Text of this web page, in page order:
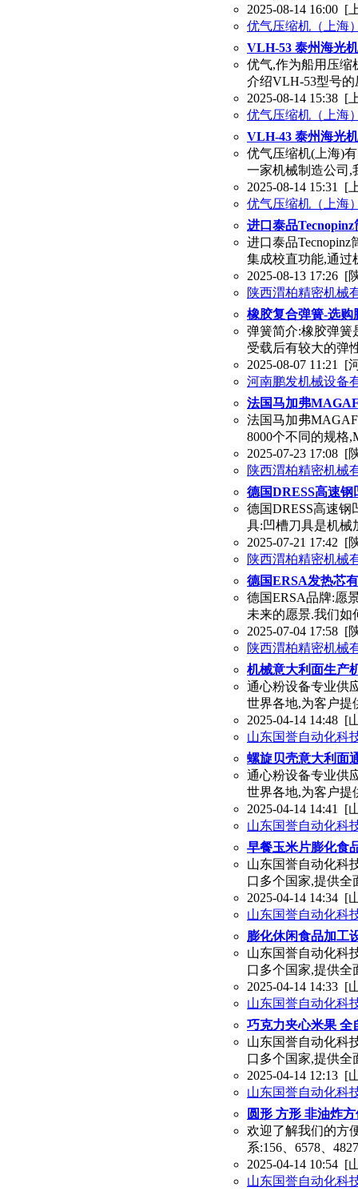
2025-08-14 16:00 [
优气压缩机（上海
VLH-53 泰州海光
优气,作为船用压缩
介绍VLH-53型号
2025-08-14 15:38 [
优气压缩机（上海
VLH-43 泰州海光
优气压缩机(上海)
一家机械制造公司,
2025-08-14 15:31 [
优气压缩机（上海
进口泰品
进口泰品
集成校直功能,通过
2025-08-13 17:26 [
陕西渭柏精密机械
橡胶复合弹簧-选购
弹簧简介:橡胶弹簧
受载后有较大的弹
2025-08-07 11:21 [
河南鹏发机械设备
法国马加弗
法国马加弗
8000个不同的规格
2025-07-23 17:08 [
陕西渭柏精密机械
德国DRESS高速
德国DRESS高速
具:凹槽刀具是机械
2025-07-21 17:42 [
陕西渭柏精密机械
德国ERSA发热芯
德国ERSA品牌:愿
未来的愿景.我们如
2025-07-04 17:58 [
陕西渭柏精密机械
机械意大利面生产
通心粉设备专业供
世界各地,为客户提
2025-04-14 14:48 [
山东国誉自动化科
螺旋贝壳意大利面
通心粉设备专业供
世界各地,为客户提
2025-04-14 14:41 [
山东国誉自动化科
早餐玉米片膨化食
山东国誉自动化科
口多个国家,提供全
2025-04-14 14:34 [
山东国誉自动化科
膨化休闲食品加工
山东国誉自动化科
口多个国家,提供全
2025-04-14 14:33 [
山东国誉自动化科
巧克力夹心米果 全
山东国誉自动化科
口多个国家,提供全
2025-04-14 12:13 [
山东国誉自动化科
圆形 方形 非油炸
欢迎了解我们的方
系:156、6578、
2025-04-14 10:54 [
山东国誉自动化科